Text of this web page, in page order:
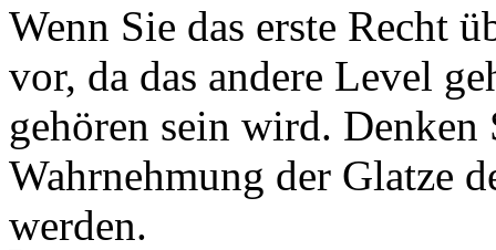
Wenn Sie das erste Recht
vor, da das andere Level
gehören sein wird. Denken
Wahrnehmung der Glatze
werden.